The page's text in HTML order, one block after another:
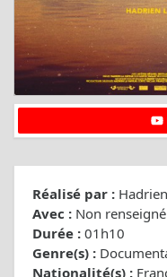
Réalisé par :
Avec : Non renseigné
Durée : 01h10
Genre(s) :
Nationalité(s) :